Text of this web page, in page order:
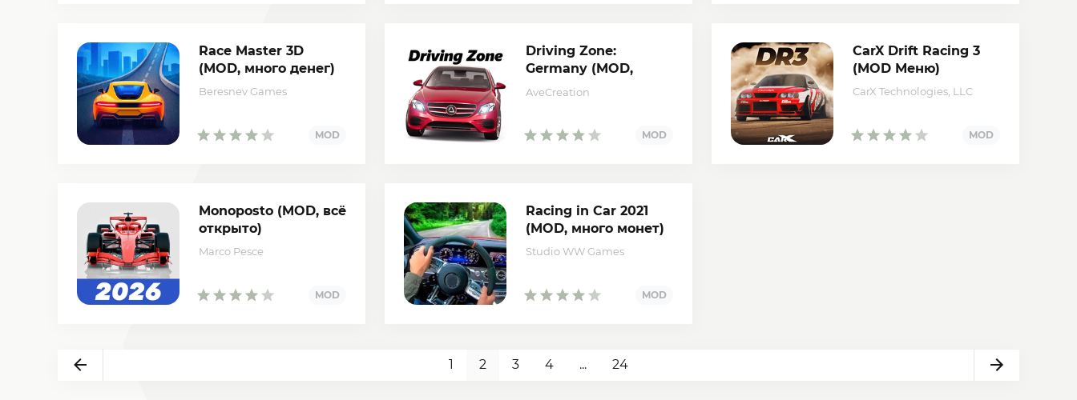
Race Master 3D
(MOD, много денег)
Beresnev Games
Driving Zone:
Germany (MOD,
много денег)
AveCreation
CarX Drift Racing 3
(MOD Меню)
CarX Technologies, LLC
Monoposto (MOD, всё
открыто)
Marco Pesce
Racing in Car 2021
(MOD, много монет)
Studio WW Games
1 2 3 4 ... 24